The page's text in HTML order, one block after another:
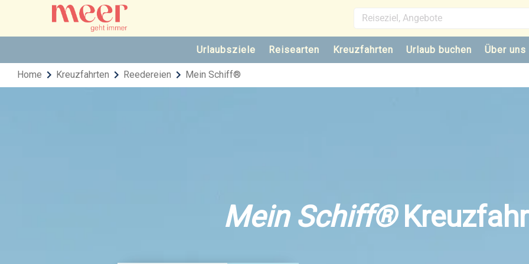
Urlaubsziele Reisearten Kreuzfahrten Urlaub buchen Über uns
Home Kreuzfahrten Reedereien Mein Schiff®
Mein Schiff®